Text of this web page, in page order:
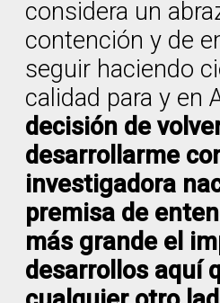
considera un
contención y de
seguir haciendo
calidad para y en
decisión de
desarrollarme
investigadora
premisa de
más grande el
desarrollos aquí